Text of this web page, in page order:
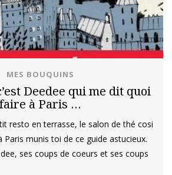
MES BOUQUINS
Deedee qui me dit quoi
faire à Paris …
resto en terrasse, le salon de thé cosi
munis toi de ce guide astucieux.
ses coups de coeurs et ses coups